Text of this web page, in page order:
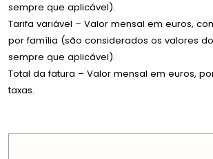
sempre que aplicável).
Tarifa variável – Valor mensal em euros,
por família (são considerados os valores
sempre que aplicável).
Total da fatura – Valor mensal em euros,
taxas.